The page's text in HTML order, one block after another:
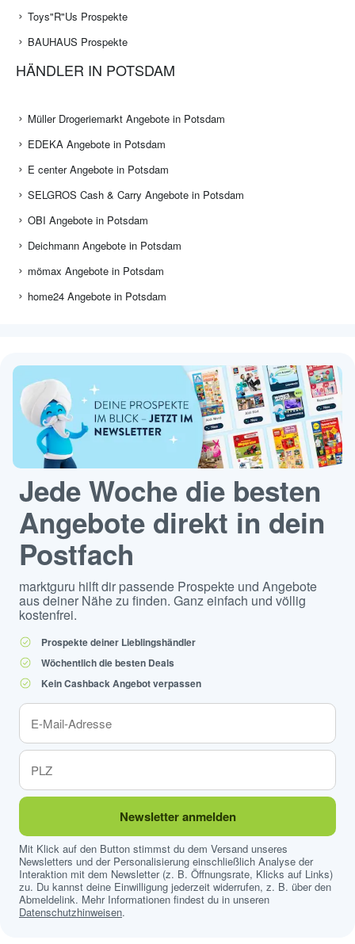
Toys"R"Us Prospekte
BAUHAUS Prospekte
HÄNDLER IN POTSDAM
Müller Drogeriemarkt Angebote in Potsdam
EDEKA Angebote in Potsdam
E center Angebote in Potsdam
SELGROS Cash & Carry Angebote in Potsdam
OBI Angebote in Potsdam
Deichmann Angebote in Potsdam
mömax Angebote in Potsdam
home24 Angebote in Potsdam
Jede Woche die besten
Angebote direkt in dein
Postfach
marktguru hilft dir passende Prospekte und Angebote
aus deiner Nähe zu finden. Ganz einfach und völlig
kostenfrei.
Prospekte deiner Lieblingshändler
Wöchentlich die besten Deals
Kein Cashback Angebot verpassen
Newsletter anmelden
Mit Klick auf den Button stimmst du dem Versand unseres
Newsletters und der Personalisierung einschließlich Analyse der
Interaktion mit dem Newsletter (z. B. Öffnungsrate, Klicks auf Links)
zu. Du kannst deine Einwilligung jederzeit widerrufen, z. B. über den
Abmeldelink. Mehr Informationen findest du in unseren
Datenschutzhinweisen.